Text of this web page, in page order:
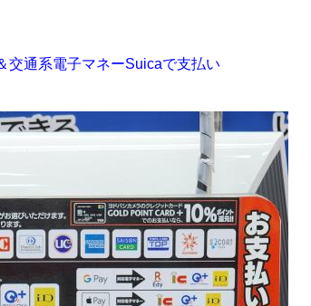
交通系電子マネーSuicaで支払い